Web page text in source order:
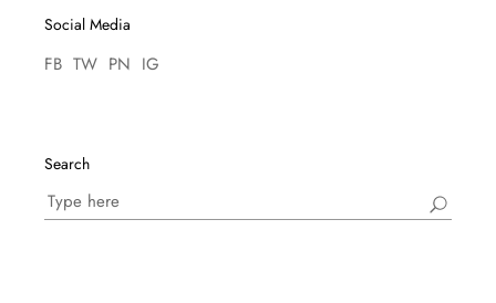
Social Media
FB TW PN IG
Search
Search
for: